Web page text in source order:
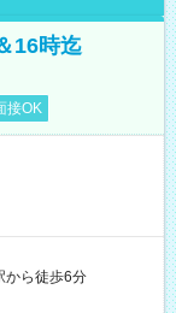
16時迄
接OK
から徒歩6分